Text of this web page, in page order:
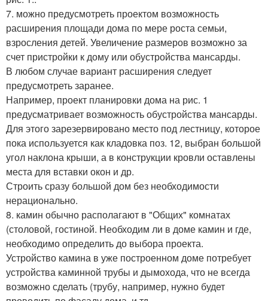
7. можно предусмотреть проектом возможность
расширения площади дома по мере роста семьи,
взросления детей. Увеличение размеров возможно за
счет пристройки к дому или обустройства мансарды.
В любом случае вариант расширения следует
предусмотреть заранее.
Например, проект планировки дома на рис. 1
предусматривает возможность обустройства мансарды.
Для этого зарезервировано место под лестницу, которое
пока используется как кладовка поз. 12, выбран большой
угол наклона крыши, а в конструкции кровли оставлены
места для вставки окон и др.
Строить сразу большой дом без необходимости
нерационально.
8. камин обычно располагают в "Общих" комнатах
(столовой, гостиной. Необходим ли в доме камин и где,
необходимо определить до выбора проекта.
Устройство камина в уже построенном доме потребует
устройства каминной трубы и дымохода, что не всегда
возможно сделать (трубу, например, нужно будет